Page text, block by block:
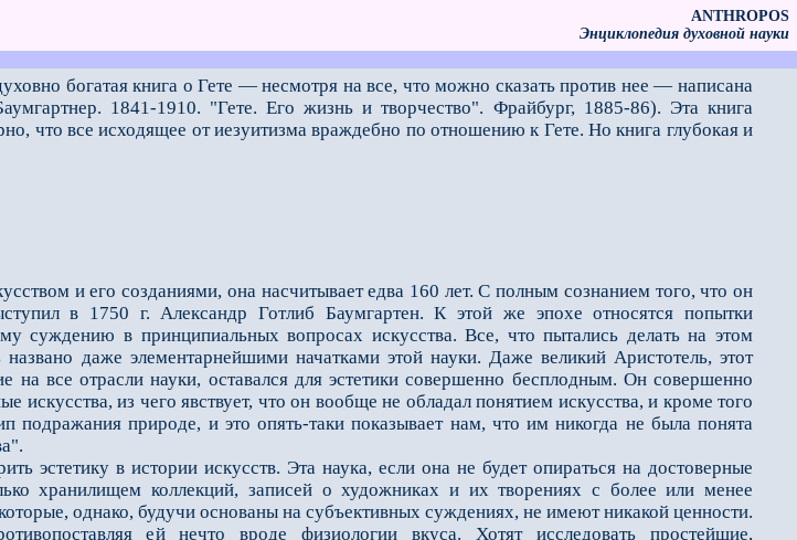
ANTHROPOS
Энциклопедия духовной науки
богатая книга о Гете — несмотря на все, что можно сказать против нее — написана
1841-1910. "Гете. Его жизнь и творчество". Фрайбург, 1885-86). Эта книга
что все исходящее от иезуитизма враждебно по отношению к Гете. Но книга глубокая и
и его созданиями, она насчитывает едва 160 лет. С полным сознанием того, что он
в 1750 г. Александр Готлиб Баумгартен. К этой же эпохе относятся попытки
суждению в принципиальных вопросах искусства. Все, что пытались делать на этом
даже элементарнейшими начатками этой науки. Даже великий Аристотель, этот
на все отрасли науки, оставался для эстетики совершенно бесплодным. Он совершенно
искусства, из чего явствует, что он вообще не обладал понятием искусства, и кроме того
подражания природе, и это опять-таки показывает нам, что им никогда не была понята
в истории искусств. Эта наука, если она не будет опираться на достоверные
хранилищем коллекций, записей о художниках и их творениях с более или менее
однако, будучи основаны на субъективных суждениях, не имеют никакой ценности.
ей нечто вроде физиологии вкуса. Хотят исследовать простейшие,